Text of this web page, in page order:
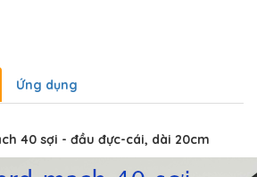
Ứng dụng
40 sợi - đầu đực-cái, dài 20cm